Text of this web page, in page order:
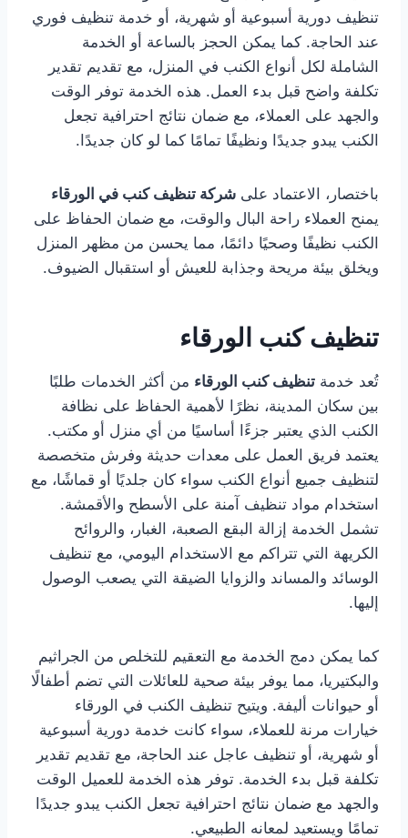
تنظيف دورية أسبوعية أو شهرية، أو خدمة تنظيف فوري
عند الحاجة. كما يمكن الحجز بالساعة أو الخدمة
الشاملة لكل أنواع الكنب في المنزل، مع تقديم تقدير
تكلفة واضح قبل بدء العمل. هذه الخدمة توفر الوقت
والجهد على العملاء، مع ضمان نتائج احترافية تجعل
الكنب يبدو جديدًا ونظيفًا تمامًا كما لو كان جديدًا.
باختصار، الاعتماد على شركة تنظيف كنب في الورقاء
يمنح العملاء راحة البال والوقت، مع ضمان الحفاظ على
الكنب نظيفًا وصحيًا دائمًا، مما يحسن من مظهر المنزل
ويخلق بيئة مريحة وجذابة للعيش أو استقبال الضيوف.
تنظيف كنب الورقاء
تُعد خدمة تنظيف كنب الورقاء من أكثر الخدمات طلبًا
بين سكان المدينة، نظرًا لأهمية الحفاظ على نظافة
الكنب الذي يعتبر جزءًا أساسيًا من أي منزل أو مكتب.
يعتمد فريق العمل على معدات حديثة وفرش متخصصة
لتنظيف جميع أنواع الكنب سواء كان جلديًا أو قماشًا، مع
استخدام مواد تنظيف آمنة على الأسطح والأقمشة.
تشمل الخدمة إزالة البقع الصعبة، الغبار، والروائح
الكريهة التي تتراكم مع الاستخدام اليومي، مع تنظيف
الوسائد والمساند والزوايا الضيقة التي يصعب الوصول
إليها.
كما يمكن دمج الخدمة مع التعقيم للتخلص من الجراثيم
والبكتيريا، مما يوفر بيئة صحية للعائلات التي تضم أطفالًا
أو حيوانات أليفة. ويتيح تنظيف الكنب في الورقاء
خيارات مرنة للعملاء، سواء كانت خدمة دورية أسبوعية
أو شهرية، أو تنظيف عاجل عند الحاجة، مع تقديم تقدير
تكلفة قبل بدء الخدمة. توفر هذه الخدمة للعميل الوقت
والجهد مع ضمان نتائج احترافية تجعل الكنب يبدو جديدًا
تمامًا ويستعيد لمعانه الطبيعي.